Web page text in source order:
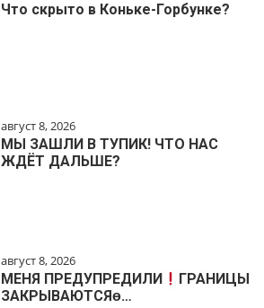
Что скрыто в Коньке-Горбунке?
август 8, 2026
МЫ ЗАШЛИ В ТУПИК! ЧТО НАС
ЖДЁТ ДАЛЬШЕ?
август 8, 2026
МЕНЯ ПРЕДУПРЕДИЛИ
ГРАНИЦЫ
ЗАКРЫВАЮТСЯɵ…